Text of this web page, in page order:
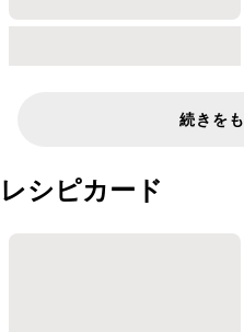
続きを
レシピカード